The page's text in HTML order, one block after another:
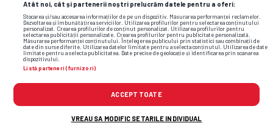
Atât noi, cât și partenerii noștri prelucrăm datele pentru a oferi:
Stocarea și/sau accesarea informațiilor de pe un dispozitiv. Măsurarea performanței reclamelor.
Dezvoltarea și îmbunătățirea serviciilor. Utilizarea profilurilor pentru selectarea conținutului
personalizat. Crearea profilurilor de conținut personalizat. Utilizarea profilurilor pentru
selectarea publicității personalizate. Crearea profilurilor pentru publicitate personalizată.
Măsurarea performanței conținutului. Înțelegerea publicului prin statistici sau combinații de
date din surse diferite. Utilizarea datelor limitate pentru a selecta conținutul. Utilizarea de date
limitate pentru a selecta publicitatea. Date precise de geolocație și identificarea prin scanarea
dispozitivului.
Listă parteneri (furnizori)
ACCEPT TOATE
VREAU SA MODIFIC SETARILE INDIVIDUAL